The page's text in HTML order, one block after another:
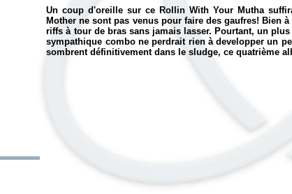
Un coup d'oreille sur ce Rollin With Your Mutha
Mother ne sont pas venus pour faire des gaufres! Bien
riffs à tour de bras sans jamais lasser. Pourtant, un
sympathique combo ne perdrait rien à developper un
sombrent définitivement dans le sludge, ce quatrième